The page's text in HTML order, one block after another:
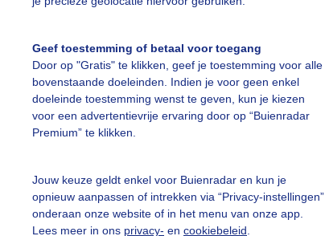
Geef toestemming of betaal voor toegang
Door op "Gratis" te klikken, geef je toestemming voor alle
bovenstaande doeleinden. Indien je voor geen enkel
doeleinde toestemming wenst te geven, kun je kiezen
voor een advertentievrije ervaring door op “Buienradar
Premium” te klikken.
Jouw keuze geldt enkel voor Buienradar en kun je
opnieuw aanpassen of intrekken via “Privacy-instellingen”
onderaan onze website of in het menu van onze app.
Lees meer in ons privacy- en cookiebeleid
vragen
Mijn weer
De Bilt